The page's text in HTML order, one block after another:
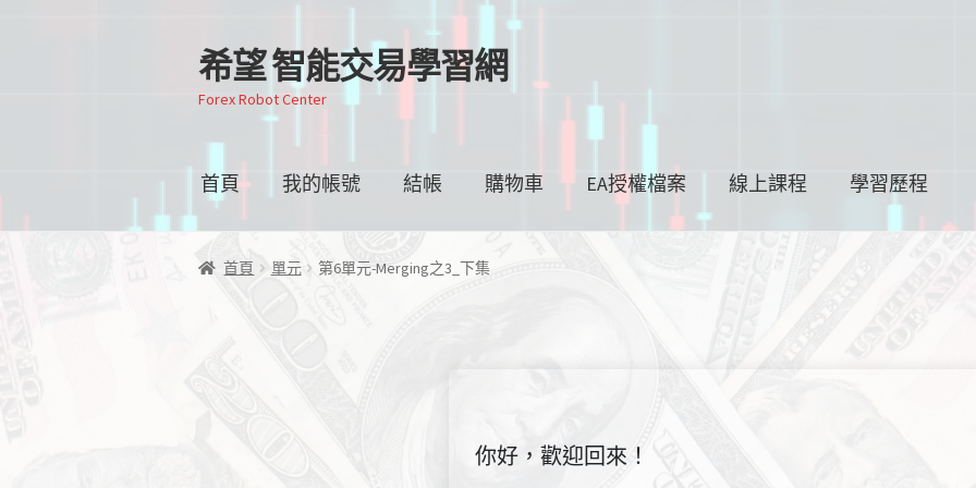
跳
至
導
覽
跳
至
主
要
容
希望 智能交易學習網
Forex Robot Center
首頁 我的帳號 結帳 購物車 EA授權檔案 線上課程 學習歷程
首頁 單元 第6單元-Merging之3_下集
你好，歡迎回來！